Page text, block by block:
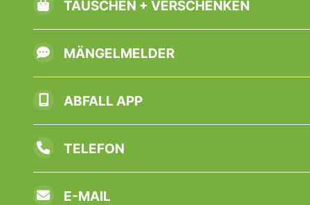
TAUSCHEN + VERSCHENKEN
MÄNGELMELDER
ABFALL APP
TELEFON
E-MAIL